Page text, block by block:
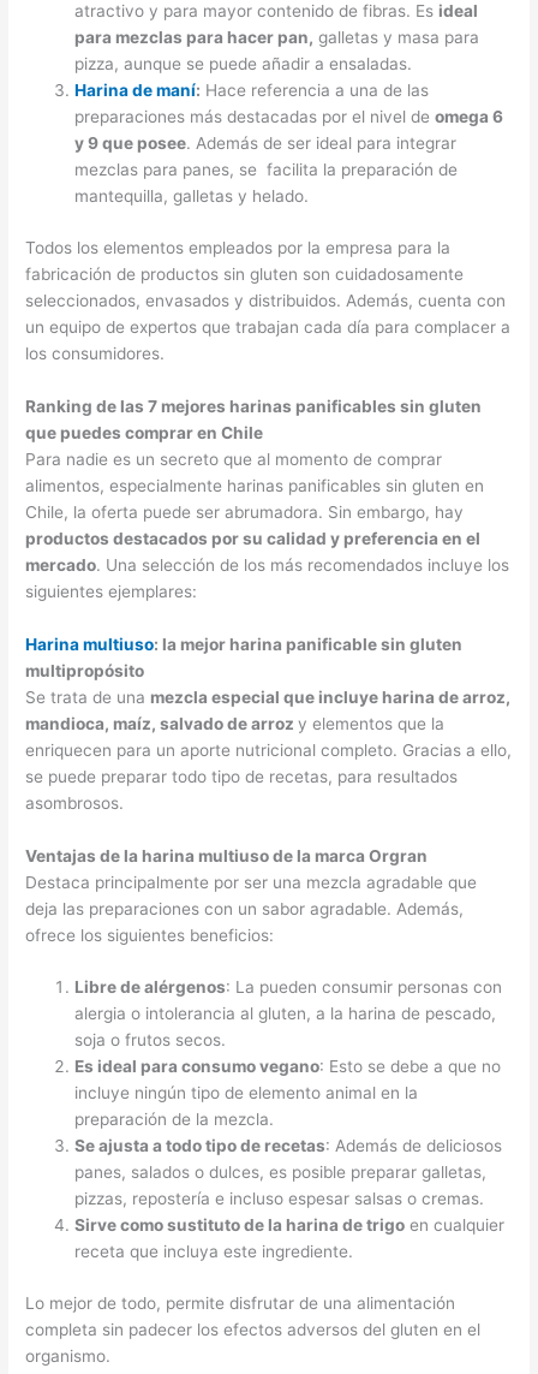
atractivo y para mayor contenido de fibras. Es ideal
para mezclas para hacer pan, galletas y masa para
pizza, aunque se puede añadir a ensaladas.
Harina de maní: Hace referencia a una de las
preparaciones más destacadas por el nivel deomega 6
y 9 que posee. Además de ser ideal para integrar
mezclas para panes, se facilita la preparación de
mantequilla, galletas y helado.
Todos los elementos empleados por la empresa para la
fabricación de productos sin gluten son cuidadosamente
seleccionados, envasados y distribuidos. Además, cuenta con
un equipo de expertos que trabajan cada día para complacer a
los consumidores.
Ranking de las 7 mejores harinas panificables sin gluten
que puedes comprar en Chile
Para nadie es un secreto que al momento de comprar
alimentos, especialmente harinas panificables sin gluten en
Chile, la oferta puede ser abrumadora. Sin embargo, hay
productos destacados por su calidad y preferencia en el
mercado. Una selección de los más recomendados incluye los
siguientes ejemplares:
Harina multiuso: la mejor harina panificable sin gluten
multipropósito
Se trata de una mezcla especial que incluye harina de arroz,
mandioca, maíz, salvado de arrozy elementos que la
enriquecen para un aporte nutricional completo. Gracias a ello,
se puede preparar todo tipo de recetas, para resultados
asombrosos.
Ventajas de la harina multiuso de la marca Orgran
Destaca principalmente por ser una mezcla agradable que
deja las preparaciones con un sabor agradable. Además,
ofrece los siguientes beneficios:
Libre de alérgenos: La pueden consumir personas con
alergia o intolerancia al gluten, a la harina de pescado,
soja o frutos secos.
Es ideal para consumo vegano: Esto se debe a que no
incluye ningún tipo de elemento animal en la
preparación de la mezcla.
Se ajusta a todo tipo de recetas: Además de deliciosos
panes, salados o dulces, es posible preparar galletas,
pizzas, repostería e incluso espesar salsas o cremas.
Sirve como sustituto de la harina de trigo en cualquier
receta que incluya este ingrediente.
Lo mejor de todo, permite disfrutar de una alimentación
completa sin padecer los efectos adversos del gluten en el
organismo.